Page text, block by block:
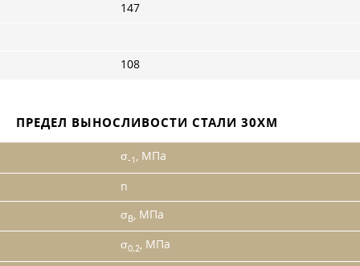
147
108
ПРЕДЕЛ ВЫНОСЛИВОСТИ СТАЛИ 30ХМ
σ-1 , МПа
n
σB, МПа
σ0,2, МПа